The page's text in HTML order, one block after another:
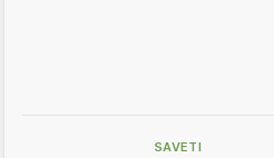
SAVETI